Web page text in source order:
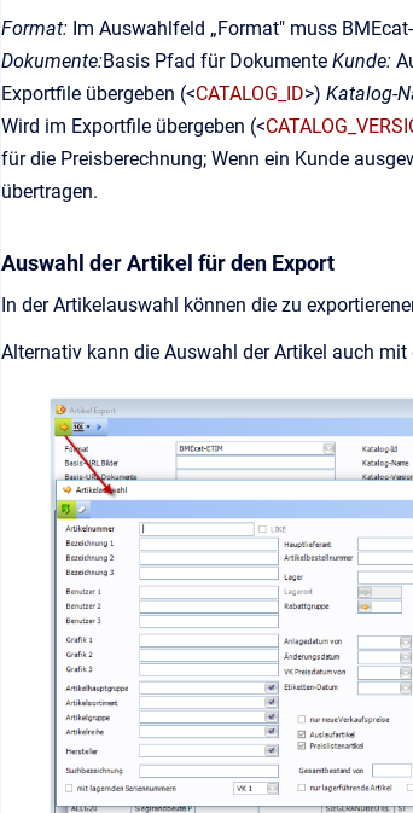
Format: Im Auswahlfeld „Format" muss
Dokumente:Basis Pfad für Dokumente Kunde:
Exportfile übergeben (<CATALOG_ID>) Katalog-
Wird im Exportfile übergeben (<
für die Preisberechnung; Wenn ein Kunde
übertragen.
Auswahl der Artikel für den Export
In der Artikelauswahl können die zu
Alternativ kann die Auswahl der Artikel auch mit